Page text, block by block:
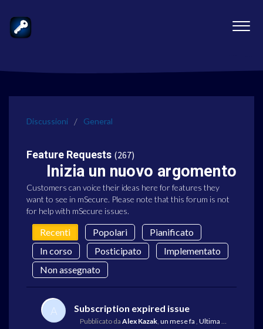
Discussioni General
Feature Requests 267
Inizia un nuovo argomento
Customers can voice their ideas here for features they
want to see in mSecure. Please note that this forum is not
for help with mSecure issues.
Recenti Popolari
Pianificato
In corso
Posticipato
Implementato
Non assegnato
A Subscription expired issue
Pubblicato da Alex Kazak, un mese fa , Ultima risposta